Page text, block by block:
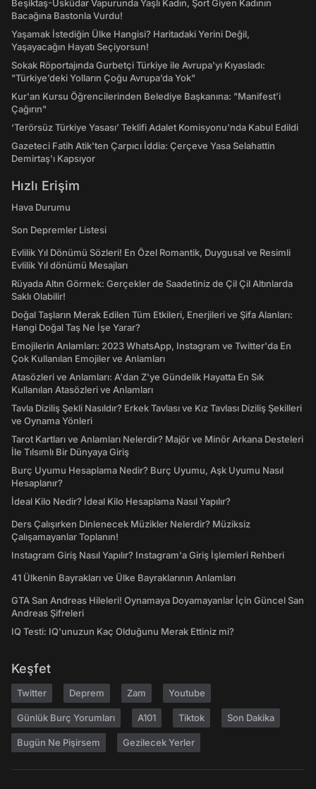
Beşiktaş-Üsküdar Vapurunda Yaşlı Kadın, Şort Giyen Kadının
Bacağına Bastonla Vurdu!
Yaşamak İstediğin Ülke Hangisi? Haritadaki Yerini Değil,
Yaşayacağın Hayatı Seçiyorsun!
Sokak Röportajında Gurbetçi Türkiye ile Avrupa'yı Kıyasladı:
"Türkiye’deki Yolların Çoğu Avrupa’da Yok"
Kur'an Kursu Öğrencilerinden Belediye Başkanına: "Manifest’i
Çağırın"
‘Terörsüz Türkiye Yasası’ Teklifi Adalet Komisyonu'nda Kabul Edildi
Gazeteci Fatih Atik'ten Çarpıcı İddia: Çerçeve Yasa Selahattin
Demirtaş'ı Kapsıyor
Hızlı Erişim
Hava Durumu
Son Depremler Listesi
Evlilik Yıl Dönümü Sözleri! En Özel Romantik, Duygusal ve Resimli
Evlilik Yıl dönümü Mesajları
Rüyada Altın Görmek: Gerçekler de Saadetiniz de Çil Çil Altınlarda
Saklı Olabilir!
Doğal Taşların Merak Edilen Tüm Etkileri, Enerjileri ve Şifa Alanları:
Hangi Doğal Taş Ne İşe Yarar?
Emojilerin Anlamları: 2023 WhatsApp, Instagram ve Twitter'da En
Çok Kullanılan Emojiler ve Anlamları
Atasözleri ve Anlamları: A'dan Z'ye Gündelik Hayatta En Sık
Kullanılan Atasözleri ve Anlamları
Tavla Diziliş Şekli Nasıldır? Erkek Tavlası ve Kız Tavlası Diziliş Şekilleri
ve Oynama Yönleri
Tarot Kartları ve Anlamları Nelerdir? Majör ve Minör Arkana Desteleri
İle Tılsımlı Bir Dünyaya Giriş
Burç Uyumu Hesaplama Nedir? Burç Uyumu, Aşk Uyumu Nasıl
Hesaplanır?
İdeal Kilo Nedir? İdeal Kilo Hesaplama Nasıl Yapılır?
Ders Çalışırken Dinlenecek Müzikler Nelerdir? Müziksiz
Çalışamayanlar Toplanın!
Instagram Giriş Nasıl Yapılır? Instagram'a Giriş İşlemleri Rehberi
41 Ülkenin Bayrakları ve Ülke Bayraklarının Anlamları
GTA San Andreas Hileleri! Oynamaya Doyamayanlar İçin Güncel San
Andreas Şifreleri
IQ Testi: IQ'unuzun Kaç Olduğunu Merak Ettiniz mi?
Keşfet
Twitter Deprem Zam Youtube
Günlük Burç Yorumları A101 Tiktok Son Dakika
Bugün Ne Pişirsem Gezilecek Yerler